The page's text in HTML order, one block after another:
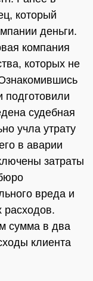
который
деньги.
компания
которых не
подготовили
судебная
учла утрату
в аварии
затраты
вреда и
расходов.
сумма в два
клиента